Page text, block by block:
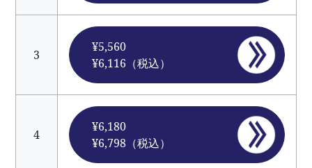
3
¥5,560
¥6,116（税込）
4
¥6,180
¥6,798（税込）